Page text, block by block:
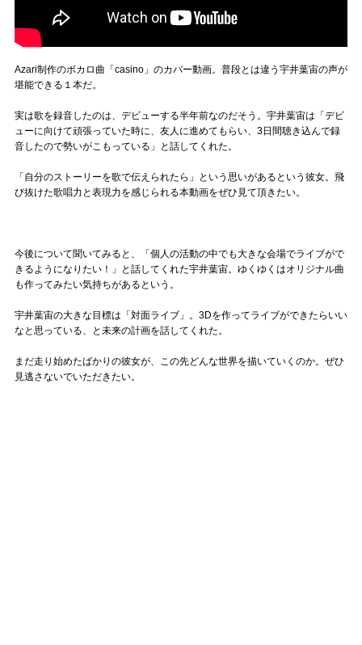
Azari制作のボカロ曲「casino」のカバー動画。普段とは違う宇井葉宙の声が
堪能できる１本だ。
実は歌を録音したのは、デビューする半年前なのだそう。宇井葉宙は「デビ
ューに向けて頑張っていた時に、友人に進めてもらい、3日間聴き込んで録
音したので勢いがこもっている」と話してくれた。
「自分のストーリーを歌で伝えられたら」という思いがあるという彼女。飛
び抜けた歌唱力と表現力を感じられる本動画をぜひ見て頂きたい。
今後について聞いてみると、「個人の活動の中でも大きな会場でライブがで
きるようになりたい！」と話してくれた宇井葉宙。ゆくゆくはオリジナル曲
も作ってみたい気持ちがあるという。
宇井葉宙の大きな目標は「対面ライブ」。3Dを作ってライブができたらいい
なと思っている、と未来の計画を話してくれた。
まだ走り始めたばかりの彼女が、この先どんな世界を描いていくのか。ぜひ
見逃さないでいただきたい。